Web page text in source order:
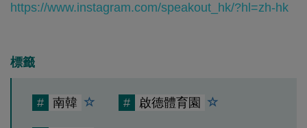
https://www.instagram.com/speakout_hk/?hl=zh-hk
標籤
# 南韓 # 啟德體育園